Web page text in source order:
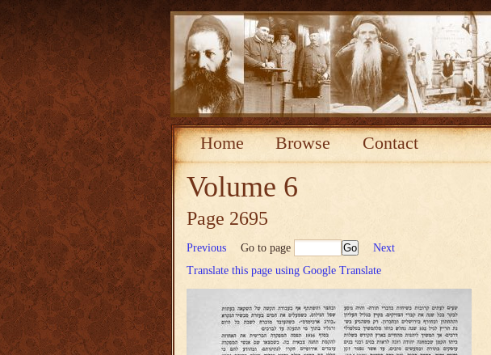
Home Browse Contact
Volume 6
Page 2695
Previous Go to page
Next
Translate this page using Google Translate